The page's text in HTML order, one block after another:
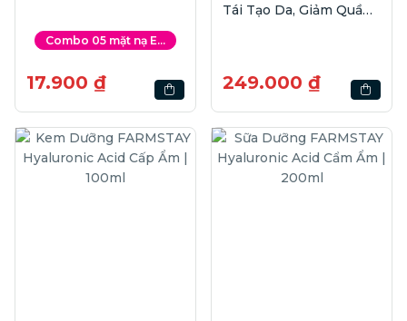
Combo 05 mặt nạ E...
17.900 ₫
Tái Tạo Da, Giảm Quầng
249.000 ₫